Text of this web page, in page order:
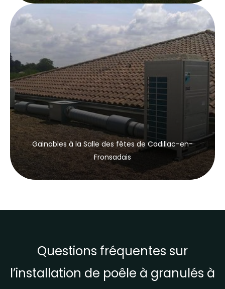
Gainables à la Salle des fêtes de Cadillac-en-
Fronsadais
Questions fréquentes sur
l’installation de poêle à granulés à